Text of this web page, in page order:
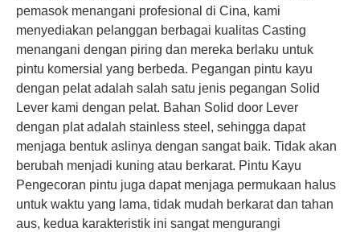
pemasok menangani profesional di Cina, kami
menyediakan pelanggan berbagai kualitas Casting
menangani dengan piring dan mereka berlaku untuk
pintu komersial yang berbeda. Pegangan pintu kayu
dengan pelat adalah salah satu jenis pegangan Solid
Lever kami dengan pelat. Bahan Solid door Lever
dengan plat adalah stainless steel, sehingga dapat
menjaga bentuk aslinya dengan sangat baik. Tidak akan
berubah menjadi kuning atau berkarat. Pintu Kayu
Pengecoran pintu juga dapat menjaga permukaan halus
untuk waktu yang lama, tidak mudah berkarat dan tahan
aus, kedua karakteristik ini sangat mengurangi